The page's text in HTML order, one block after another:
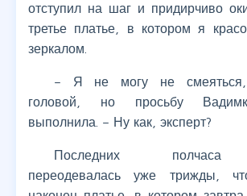
отступил на шаг и придирчиво
третье платье, в котором я
зеркалом.
– Я не могу не смеяться,
головой, но просьбу
выполнила. – Ну как, эксперт?
Последних полчаса
переодевалась уже трижды,